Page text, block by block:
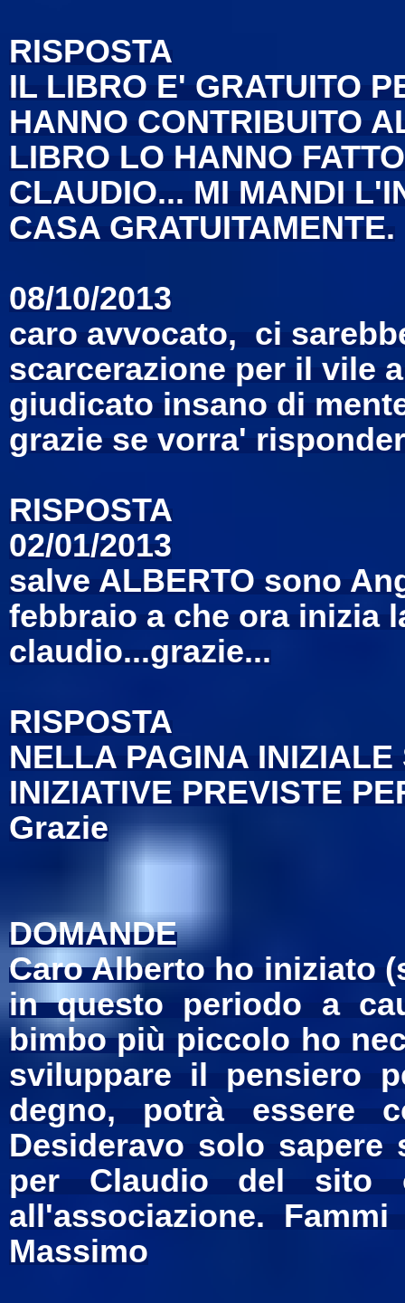
RISPOSTA
IL LIBRO E' GRATUITO
HANNO CONTRIBUITO
LIBRO LO HANNO
CLAUDIO... MI MANDI
CASA GRATUITAMENTE.
08/10/2013
caro avvocato, ci
scarcerazione per il vile
giudicato insano di
grazie se vorra'
RISPOSTA
02/01/2013
salve ALBERTO sono
febbraio a che ora inizia
claudio...grazie...
RISPOSTA
NELLA PAGINA INIZIALE
INIZIATIVE PREVISTE
Grazie
DOMANDE
Caro Alberto ho iniziato
in questo periodo a
bimbo più piccolo ho
sviluppare il pensiero
degno, potrà essere
Desideravo solo
per Claudio del
all'associazione.
Massimo